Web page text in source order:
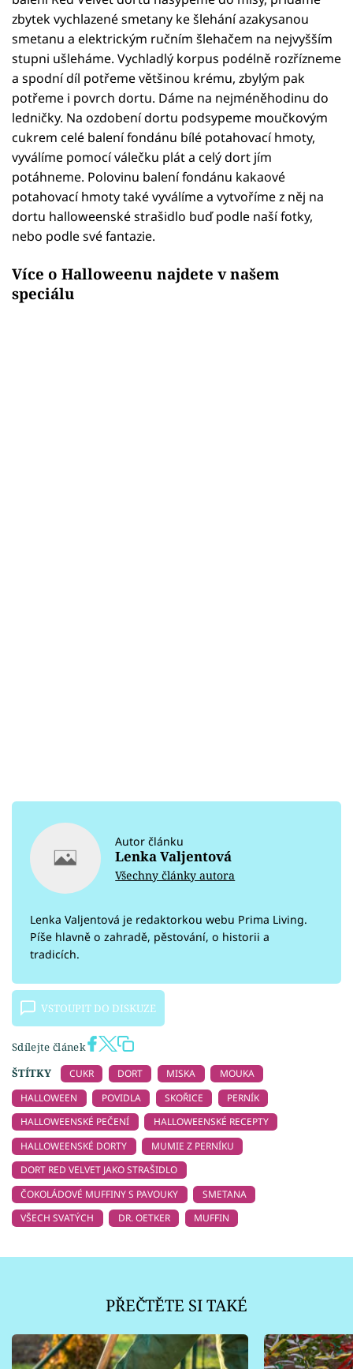
zbytek vychlazené smetany ke šlehání azakysanou
smetanu a elektrickým ručním šlehačem na nejvyšším
stupni ušleháme. Vychladlý korpus podélně rozřízneme
a spodní díl potřeme většinou krému, zbylým pak
potřeme i povrch dortu. Dáme na nejméněhodinu do
ledničky. Na ozdobení dortu podsypeme moučkovým
cukrem celé balení fondánu bílé potahovací hmoty,
vyválíme pomocí válečku plát a celý dort jím
potáhneme. Polovinu balení fondánu kakaové
potahovací hmoty také vyválíme a vytvoříme z něj na
dortu halloweenské strašidlo buď podle naší fotky,
nebo podle své fantazie.
Více o Halloweenu najdete v našem
speciálu
Autor článku
Lenka Valjentová
Všechny články autora
Lenka Valjentová je redaktorkou webu Prima Living.
Píše hlavně o zahradě, pěstování, o historii a
tradicích.
VSTOUPIT DO DISKUZE
Sdílejte článek
ŠTÍTKY
CUKR DORT MISKA
MOUKA
HALLOWEEN
POVIDLA SKOŘICE
PERNÍK
HALLOWEENSKÉ PEČENÍ
HALLOWEENSKÉ RECEPTY
HALLOWEENSKÉ DORTY
MUMIE Z PERNÍKU
DORT RED VELVET JAKO STRAŠIDLO
ČOKOLÁDOVÉ MUFFINY S PAVOUKY
SMETANA
VŠECH SVATÝCH
DR. OETKER MUFFIN
PŘEČTĚTE SI TAKÉ